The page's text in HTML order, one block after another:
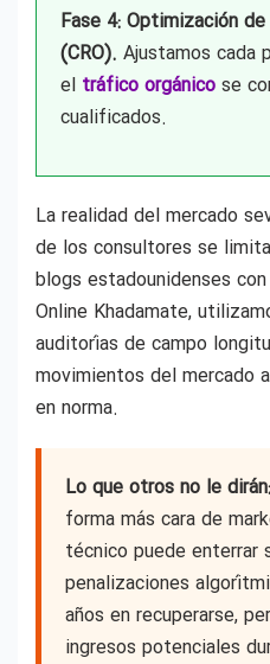
Fase 4: Optimización
(CRO). Ajustamos cada
el tráfico orgánico se
cualificados.
La realidad del mercado
de los consultores se
blogs estadounidenses
Online Khadamate,
auditorías de campo
movimientos del mercado
en norma.
Lo que otros no le dirán:
forma más cara de
técnico puede enterrar
penalizaciones
años en recuperarse,
ingresos potenciales